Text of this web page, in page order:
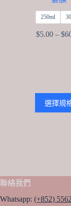
250ml
$5.00 – $
選擇規
has
聯絡我們
Whatsapp: (+852)